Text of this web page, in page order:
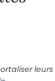
leurs